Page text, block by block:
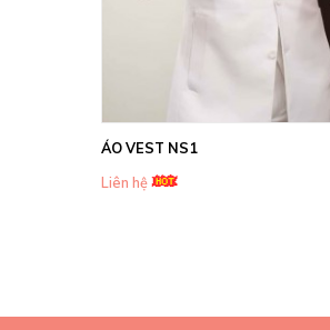
ÁO VEST NS1
Liên hệ